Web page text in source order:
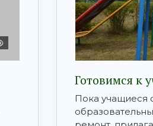
Готовимся к
Пока учащиеся